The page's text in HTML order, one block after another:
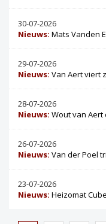
30-07-2026
Nieuws: Mats Vanden
29-07-2026
Nieuws: Van Aert viert
28-07-2026
Nieuws: Wout van Aert
26-07-2026
Nieuws: Van der Poel
23-07-2026
Nieuws: Heizomat